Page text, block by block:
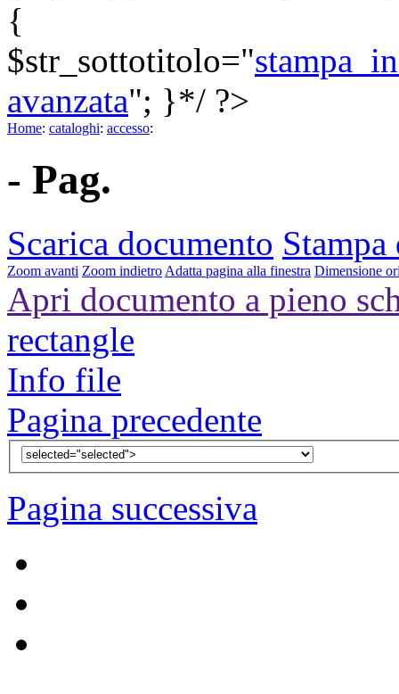
{
$str_sottotitolo="
avanzata"; }*/ ?>
Home: cataloghi: accesso:
- Pag.
Scarica documento
Zoom avanti Zoom indietro Adatta pagina alla finestra Dimensione
Apri documento a pieno
rectangle
Info file
Pagina precedente
Pagina successiva